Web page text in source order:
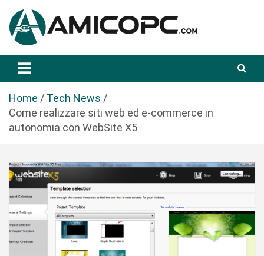
a
Amicopc.com
Home
Tech News
Come realizzare siti web ed e-commerce in
autonomia con WebSite X5